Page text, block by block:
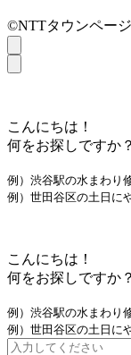
©NTTタウンページ
こんにちは！
何をお探しですか？
例）渋谷駅の水まわり
例）世田谷区の土日に
こんにちは！
何をお探しですか？
例）渋谷駅の水まわり
例）世田谷区の土日に